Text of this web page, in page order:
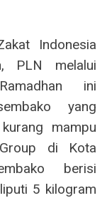
Indonesia
PLN melalui
ini
yang
mampu
di Kota
berisi
5 kilogram